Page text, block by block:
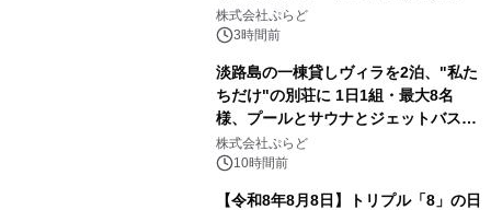
サウナも 「THE BOXY AWAJI」のお
得な素泊まり連泊プランで
株式会社ぷらど
3時間前
淡路島の一棟貸しヴィラを2泊、"私た
ちだけ"の別荘に 1日1組・最大8名
様、プールとサウナとジェットバス付
きで Villa Mon Temps AWAJIの連泊
素泊りプラン
株式会社ぷらど
10時間前
【令和8年8月8日】トリプル「8」の日